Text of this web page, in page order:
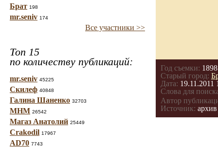
Брат 198
mr.seniv 174
Все участники >>
Топ 15
по количеству публикаций:
mr.seniv 45225
Скилеф 40848
Галина Шаненко 32703
МНМ 26542
Магаз Анатолий 25449
Crakodil 17967
AD70 7743
Год съемки: 1898
Старый город:
Дата: 19.11.2011
Слова для
Автор
Источник: